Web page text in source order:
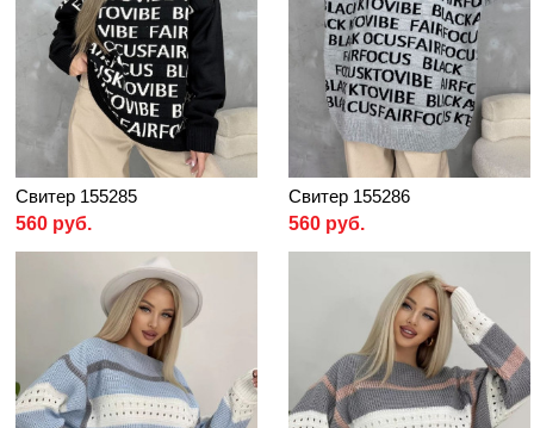
Свитер 155285
560 руб.
Свитер 155286
560 руб.